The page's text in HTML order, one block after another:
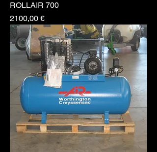
ROLLAIR 700
Prezzo
2100,00 €